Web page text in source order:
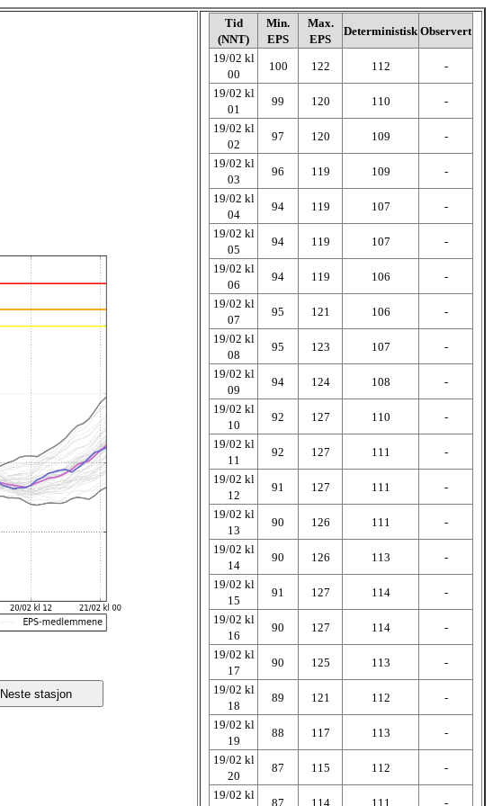
Neste stasjon
Tid
(NNT)
Min.
EPS
Max.
EPS
Deterministisk Observert
19/02 kl
00
100 122 112
-
19/02 kl
01
99 120 110
-
19/02 kl
02
97 120 109
-
19/02 kl
03
96 119 109
-
19/02 kl
04
94 119 107
-
19/02 kl
05
94 119 107
-
19/02 kl
06
94 119 106
-
19/02 kl
07
95 121 106
-
19/02 kl
08
95 123 107
-
19/02 kl
09
94 124 108
-
19/02 kl
10
92 127 110
-
19/02 kl
11
92 127 111
-
19/02 kl
12
91 127 111
-
19/02 kl
13
90 126 111
-
19/02 kl
14
90 126 113
-
19/02 kl
15
91 127 114
-
19/02 kl
16
90 127 114
-
19/02 kl
17
90 125 113
-
19/02 kl
18
89 121 112
-
19/02 kl
19
88 117 113
-
19/02 kl
20
87 115 112
-
19/02 kl
87 114 111 -